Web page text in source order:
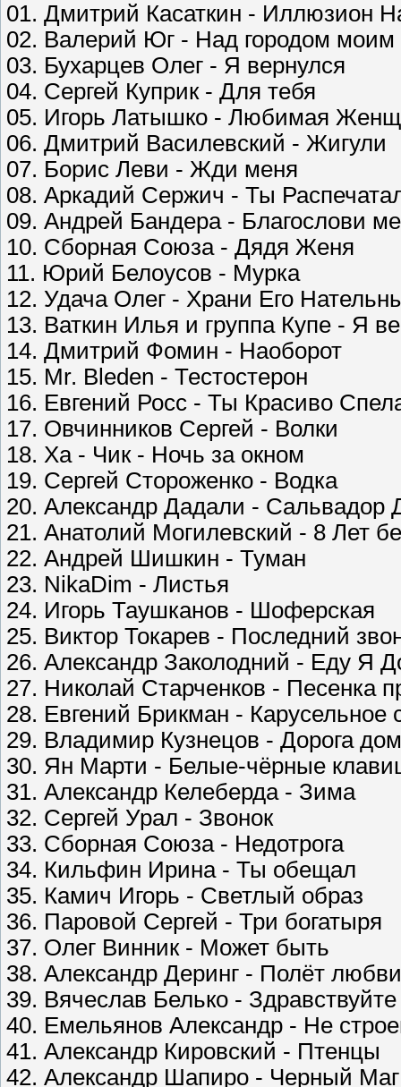
01. Дмитрий Касаткин - Иллюзион
02. Валерий Юг - Над городом моим
03. Бухарцев Олег - Я вернулся
04. Сергей Куприк - Для тебя
05. Игорь Латышко - Любимая
06. Дмитрий Василевский - Жигули
07. Борис Леви - Жди меня
08. Аркадий Сержич - Ты
09. Андрей Бандера - Благослови
10. Сборная Союза - Дядя Женя
11. Юрий Белоусов - Мурка
12. Удача Олег - Храни Его
13. Ваткин Илья и группа Купе - Я
14. Дмитрий Фомин - Наоборот
15. Mr. Bleden - Тестостерон
16. Евгений Росс - Ты Красиво
17. Овчинников Сергей - Волки
18. Ха - Чик - Ночь за окном
19. Сергей Стороженко - Водка
20. Александр Дадали - Сальвадор
21. Анатолий Могилевский - 8 Лет
22. Андрей Шишкин - Туман
23. NikaDim - Листья
24. Игорь Таушканов - Шоферская
25. Виктор Токарев - Последний
26. Александр Заколодний - Еду Я
27. Николай Старченков - Песенка
28. Евгений Брикман - Карусельное
29. Владимир Кузнецов - Дорога
30. Ян Марти - Белые-чёрные
31. Александр Келеберда - Зима
32. Сергей Урал - Звонок
33. Сборная Cоюза - Недотрога
34. Кильфин Ирина - Ты обещал
35. Камич Игорь - Светлый образ
36. Паровой Сергей - Три богатыря
37. Олег Винник - Может быть
38. Александр Деринг - Полёт любви
39. Вячеслав Белько -
40. Емельянов Александр - Не
41. Александр Кировский - Птенцы
42. Александр Шапиро - Черный Маг